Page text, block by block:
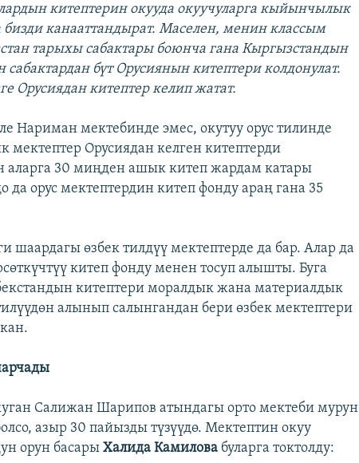
китептерин окууда окуучуларга кыйынчылык
бизди канааттандырат. Маселен, менин классым
тарыхы сабактары боюнча гана Кыргызстандын
бүт Орусиянын китептери колдонулат.
Орусиядан китептер келип жатат.
Нариман мектебинде эмес, окутуу орус тилинде
мектептер Орусиядан келген китептерди
30 миңден ашык китеп жардам катары
да орус мектептердин китеп фонду араң гана 35
шаардагы өзбек тилдүү мектептерде да бар. Алар да
китеп фонду менен тосуп алышты. Буга
китептери моралдык жана материалдык
алынып салынгандан бери өзбек мектептери
Салижан Шарипов атындагы орто мектеби мурун
азыр 30 пайызды түзүүдө. Мектептин окуу
орун басарыХалида Камилова буларга токтолду: